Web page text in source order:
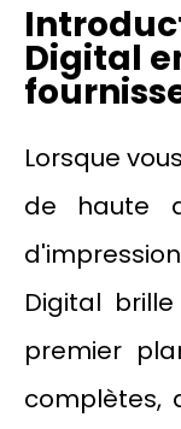
Digital
Lorsque
de haute
Digital
premier
complètes,